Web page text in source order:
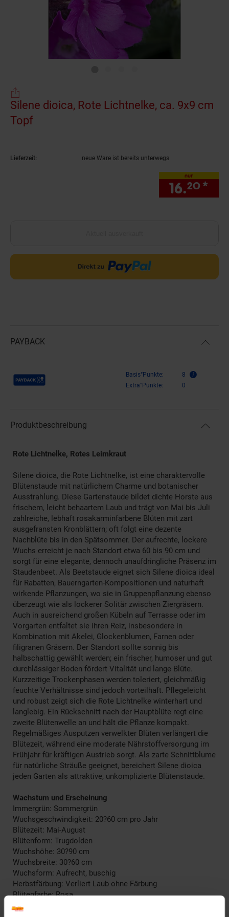
Silene dioica, Rote Lichtnelke, ca. 9x9 cm
Topf
Lieferzeit: neue Ware ist bereits unterwegs
nur
16.20 *
PAYBACK
Payback Punkte Basis°Punkte:
8
Extra°Punkte:
0
Produktbeschreibung
Rote Lichtnelke, Rotes Leimkraut
Silene dioica, die Rote Lichtnelke, ist eine charaktervolle
Blütenstaude mit natürlichem Charme und botanischer
Ausstrahlung. Diese Gartenstaude bildet dichte Horste aus
frischem, leicht behaartem Laub und trägt von Mai bis Juli
zahlreiche, lebhaft rosakarminfarbene Blüten mit zart
ausgefransten Kronblättern; oft folgt eine dezente
Nachblüte bis in den Spätsommer. Der aufrechte, lockere
Wuchs erreicht je nach Standort etwa 60 bis 90 cm und
sorgt für eine elegante, dennoch unaufdringliche Präsenz im
Staudenbeet. Als Beetstaude eignet sich Silene dioica ideal
für Rabatten, Bauerngarten-Kompositionen und naturhaft
wirkende Pflanzungen, wo sie in Gruppenpflanzung ebenso
überzeugt wie als lockerer Solitär zwischen Ziergräsern.
Auch in ausreichend großen Kübeln auf Terrasse oder im
Vorgarten entfaltet sie ihren Reiz, insbesondere in
Kombination mit Akelei, Glockenblumen, Farnen oder
filigranen Gräsern. Der Standort sollte sonnig bis
halbschattig gewählt werden; ein frischer, humoser und gut
durchlässiger Boden fördert Vitalität und lange Blüte.
Kurzzeitige Trockenphasen werden toleriert, gleichmäßig
feuchte Verhältnisse sind jedoch vorteilhaft. Pflegeleicht
und robust zeigt sich die Rote Lichtnelke winterhart und
langlebig. Ein Rückschnitt nach der Hauptblüte regt eine
zweite Blütenwelle an und hält die Pflanze kompakt.
Regelmäßiges Ausputzen verwelkter Blüten verlängert die
Blütezeit, während eine moderate Nährstoffversorgung im
Frühjahr für kräftigen Austrieb sorgt. Als zarte Schnittblume
für natürliche Sträuße geeignet, bereichert Silene dioica
jeden Garten als attraktive, unkomplizierte Blütenstaude.
Wachstum und Erscheinung
Immergrün: Sommergrün
Wuchsgeschwindigkeit: 20?60 cm pro Jahr
Blütezeit: Mai-August
Blütenform: Trugdolden
Wuchshöhe: 30?90 cm
Wuchsbreite: 30?60 cm
Wuchsform: Aufrecht, buschig
Herbstfärbung: Verliert Laub ohne Färbung
Blütenfarbe: Rosa
Winterfarbe: Verblasst, bleibt halbschattig